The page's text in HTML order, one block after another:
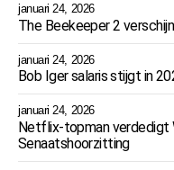
januari 24, 2026
The Beekeeper 2
januari 24, 2026
Bob Iger salaris stijgt in
januari 24, 2026
Netflix-topman verdedigt
Senaatshoorzitting